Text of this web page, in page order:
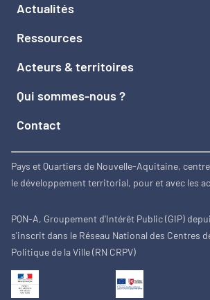
Actualités
Ressources
Acteurs & territoires
Qui sommes-nous ?
Contact
Pays et Quartiers de Nouvelle-Aquitaine,
le développement territorial, pour et avec les
PQN-A, Groupement d'Intérêt Public (GIP)
s'inscrit dans le Réseau National des Centres
Politique de la Ville (RN CRPV)